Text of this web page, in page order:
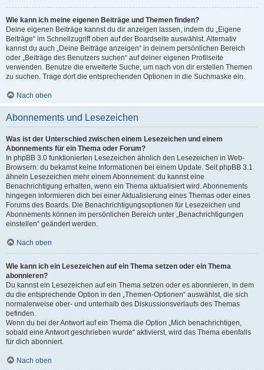
Wie kann ich meine eigenen Beiträge und Themen finden?
Deine eigenen Beiträge kannst du dir anzeigen lassen, indem du „Eigene
Beiträge“ im Schnellzugriff oben auf der Boardseite auswählst. Alternativ
kannst du auch „Deine Beiträge anzeigen“ in deinem persönlichen Bereich
oder „Beiträge des Benutzers suchen“ auf deiner eigenen Profilseite
verwenden. Benutze die erweiterte Suche, um nach von dir erstellen Themen
zu suchen. Trage dort die entsprechenden Optionen in die Suchmaske ein.
Nach oben
Abonnements und Lesezeichen
Was ist der Unterschied zwischen einem Lesezeichen und einem
Abonnements für ein Thema oder Forum?
In phpBB 3.0 funktionierten Lesezeichen ähnlich den Lesezeichen in Web-
Browsern: du bekamst keine Informationen bei einem Update. Seit phpBB 3.1
ähneln Lesezeichen mehr einem Abonnement: du kannst eine
Benachrichtigung erhalten, wenn ein Thema aktualisiert wird. Abonnements
hingegen informieren dich bei einer Aktualisierung eines Themas oder eines
Forums des Boards. Die Benachrichtigungsoptionen für Lesezeichen und
Abonnements können im persönlichen Bereich unter „Benachrichtigungen
einstellen“ geändert werden.
Nach oben
Wie kann ich ein Lesezeichen auf ein Thema setzen oder ein Thema
abonnieren?
Du kannst ein Lesezeichen auf ein Thema setzen oder es abonnieren, in dem
du die entsprechende Option in den „Themen-Optionen“ auswählst, die sich
normalerweise ober- und unterhalb des Diskussionsverlaufs des Themas
befinden.
Wenn du bei der Antwort auf ein Thema die Option „Mich benachrichtigen,
sobald eine Antwort geschrieben wurde“ aktivierst, wird das Thema ebenfalls
für dich abonniert.
Nach oben